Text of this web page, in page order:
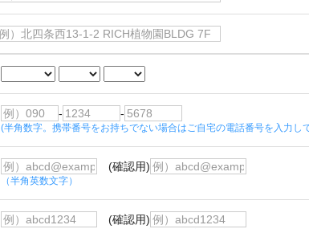
- -
(半角数字。携帯番号をお持ちでない場合はご自宅の電話番号を入力し
(確認用)
（半角英数文字）
(確認用)